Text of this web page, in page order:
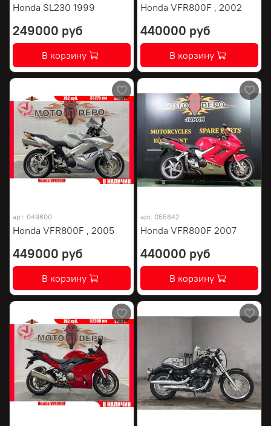
Honda SL230 1999
249000 руб
В корзину
Honda VFR800F , 2002
440000 руб
В корзину
арт. 049600
Honda VFR800F , 2005
449000 руб
В корзину
арт. 055642
Honda VFR800F 2007
440000 руб
В корзину